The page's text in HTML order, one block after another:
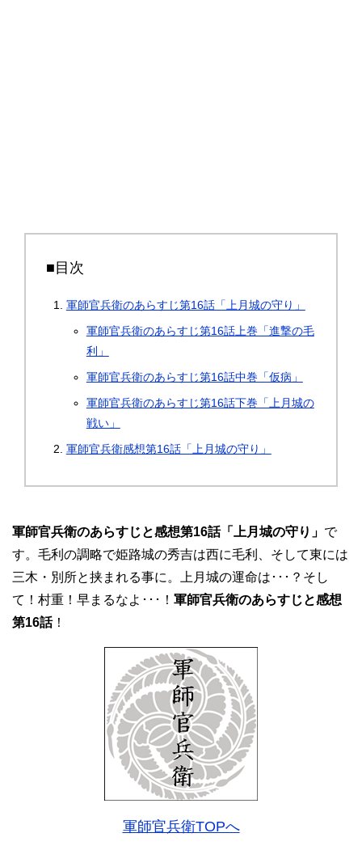
■目次
軍師官兵衛のあらすじ第16話「上月城の守り」
軍師官兵衛のあらすじ第16話上巻「進撃の毛
利」
軍師官兵衛のあらすじ第16話中巻「仮病」
軍師官兵衛のあらすじ第16話下巻「上月城の
戦い」
軍師官兵衛感想第16話「上月城の守り」
軍師官兵衛のあらすじと感想第16話「上月城の守り」 で
す。毛利の調略で姫路城の秀吉は西に毛利、そして東には
三木・別所と挟まれる事に。上月城の運命は･･･？そし
て！村重！早まるなよ･･･！ 軍師官兵衛のあらすじと感想
第16話！
軍師官兵衛TOPへ